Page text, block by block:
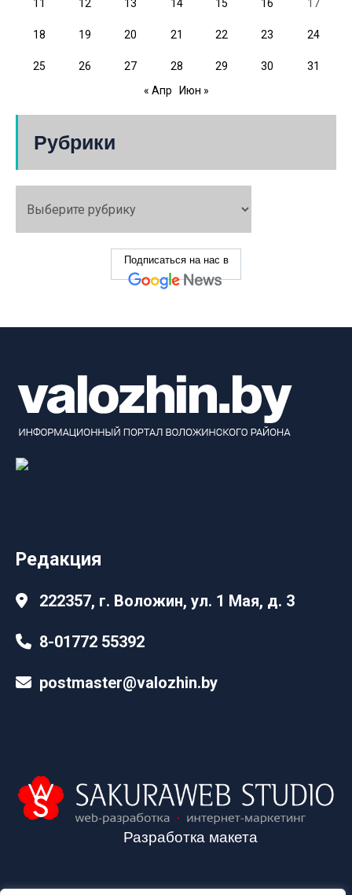
11 12 13 14 15 16 17
18 19 20 21 22 23 24
25 26 27 28 29 30
31
« Апр
Июн »
Рубрики
Подписаться на нас в
Редакция
222357, г. Воложин, ул. 1 Мая, д. 3
8-01772 55392
postmaster@valozhin.by
Разработка макета